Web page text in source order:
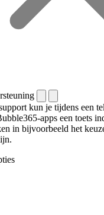
kun je tijdens een
apps een toets
in bijvoorbeeld het